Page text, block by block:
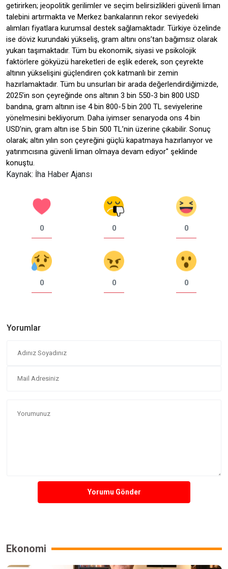
getirirken; jeopolitik gerilimler ve seçim belirsizlikleri güvenli liman
talebini artırmakta ve Merkez bankalarının rekor seviyedeki
alımları fiyatlara kurumsal destek sağlamaktadır. Türkiye özelinde
ise döviz kurundaki yükseliş, gram altını ons’tan bağımsız olarak
yukarı taşımaktadır. Tüm bu ekonomik, siyasi ve psikolojik
faktörlere gökyüzü hareketleri de eşlik ederek, son çeyrekte
altının yükselişini güçlendiren çok katmanlı bir zemin
hazırlamaktadır. Tüm bu unsurları bir arada değerlendirdiğimizde,
2025’in son çeyreğinde ons altının 3 bin 550-3 bin 800 USD
bandına, gram altının ise 4 bin 800-5 bin 200 TL seviyelerine
yönelmesini bekliyorum. Daha iyimser senaryoda ons 4 bin
USD’nin, gram altın ise 5 bin 500 TL’nin üzerine çıkabilir. Sonuç
olarak; altın yılın son çeyreğini güçlü kapatmaya hazırlanıyor ve
yatırımcısına güvenli liman olmaya devam ediyor" şeklinde
konuştu.
Kaynak: İha Haber Ajansı
0 0 0
0 0 0
Yorumlar
Yorumu Gönder
Ekonomi